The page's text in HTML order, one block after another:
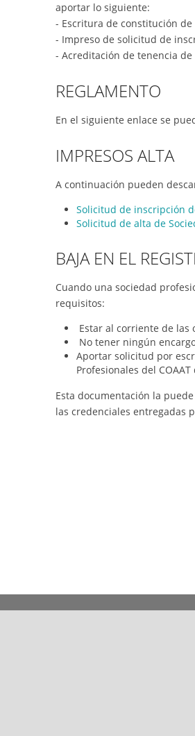
aportar lo siguiente:
- Escritura de constitución
- Impreso de solicitud de
- Acreditación de tenencia de
REGLAMENTO
En el siguiente enlace se
IMPRESOS ALTA
A continuación pueden
Solicitud de inscripción
Solicitud de alta de
BAJA EN EL
Cuando una sociedad
requisitos:
Estar al corriente de las
No tener ningún
Aportar solicitud por
Profesionales del
Esta documentación la
las credenciales entregadas